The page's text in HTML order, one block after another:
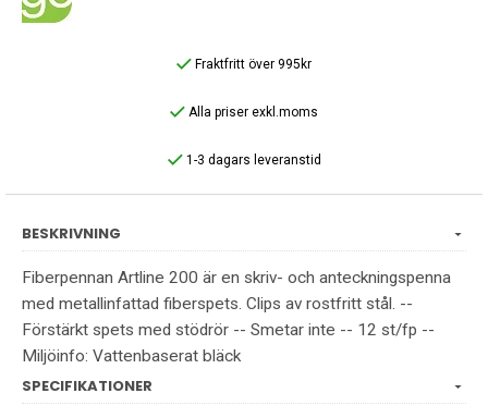
Fraktfritt över 995kr
Alla priser exkl.moms
1-3 dagars leveranstid
BESKRIVNING
Fiberpennan Artline 200 är en skriv- och anteckningspenna
med metallinfattad fiberspets. Clips av rostfritt stål. --
Förstärkt spets med stödrör -- Smetar inte -- 12 st/fp --
Miljöinfo: Vattenbaserat bläck
SPECIFIKATIONER